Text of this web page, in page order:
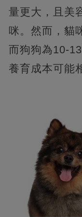
量更大，且美
咪。然而，貓
而狗狗為10-
養育成本可能